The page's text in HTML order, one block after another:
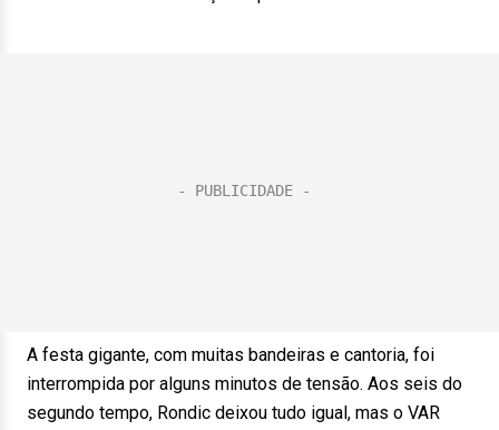
A festa gigante, com muitas bandeiras e cantoria, foi
interrompida por alguns minutos de tensão. Aos seis do
segundo tempo, Rondic deixou tudo igual, mas o VAR